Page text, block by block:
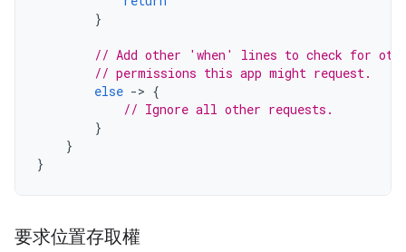
}
// Add other 'when' lines to check for
// permissions this app might request.
else -> {
// Ignore all other requests.
}
}
}
要求位置存取權